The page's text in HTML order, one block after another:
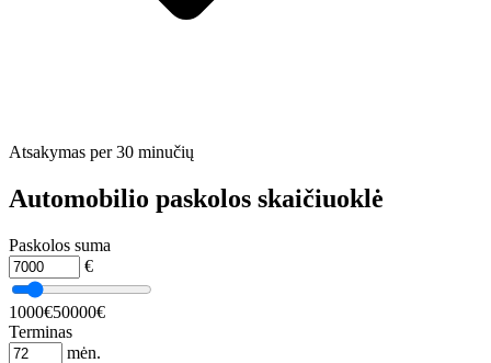
Atsakymas per 30 minučių
Automobilio paskolos skaičiuoklė
Paskolos suma
€
1000€50000€
Terminas
mėn.